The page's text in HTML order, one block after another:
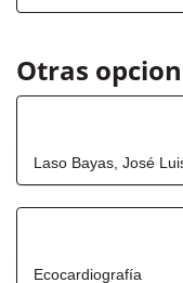
Otras
Laso Bayas, José
Ecocardiografía